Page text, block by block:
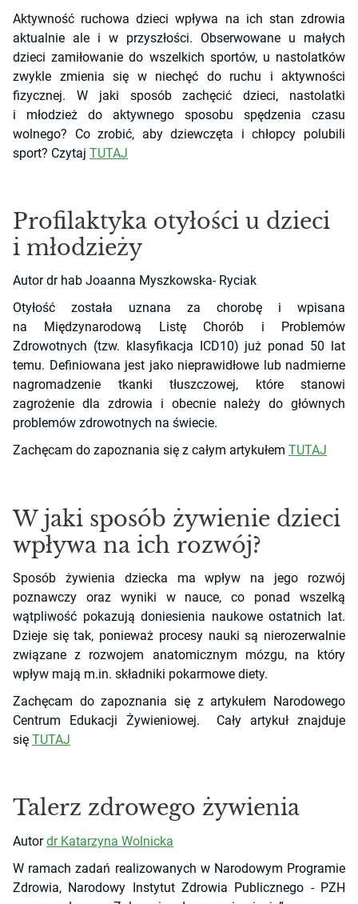
Aktywność ruchowa dzieci wpływa na ich stan zdrowia
aktualnie ale i w przyszłości. Obserwowane u małych
dzieci zamiłowanie do wszelkich sportów, u nastolatków
zwykle zmienia się w niechęć do ruchu i aktywności
fizycznej. W jaki sposób zachęcić dzieci, nastolatki
i młodzież do aktywnego sposobu spędzenia czasu
wolnego? Co zrobić, aby dziewczęta i chłopcy polubili
sport? Czytaj TUTAJ
Profilaktyka otyłości u dzieci
i młodzieży
Autor dr hab Joaanna Myszkowska- Ryciak
Otyłość została uznana za chorobę i wpisana
na Międzynarodową Listę Chorób i Problemów
Zdrowotnych (tzw. klasyfikacja ICD10) już ponad 50 lat
temu. Definiowana jest jako nieprawidłowe lub nadmierne
nagromadzenie tkanki tłuszczowej, które stanowi
zagrożenie dla zdrowia i obecnie należy do głównych
problemów zdrowotnych na świecie.
Zachęcam do zapoznania się z całym artykułem TUTAJ
W jaki sposób żywienie dzieci
wpływa na ich rozwój?
Sposób żywienia dziecka ma wpływ na jego rozwój
poznawczy oraz wyniki w nauce, co ponad wszelką
wątpliwość pokazują doniesienia naukowe ostatnich lat.
Dzieje się tak, ponieważ procesy nauki są nierozerwalnie
związane z rozwojem anatomicznym mózgu, na który
wpływ mają m.in. składniki pokarmowe diety.
Zachęcam do zapoznania się z artykułem Narodowego
Centrum Edukacji Żywieniowej. Cały artykuł znajduje
się TUTAJ
Talerz zdrowego żywienia
Autordr Katarzyna Wolnicka
W ramach zadań realizowanych w Narodowym Programie
Zdrowia, Narodowy Instytut Zdrowia Publicznego - PZH